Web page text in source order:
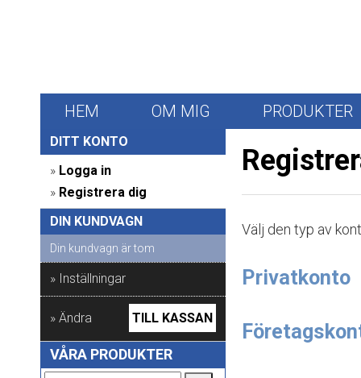
HEM OM MIG PRODUKTER
DITT KONTO
» Logga in
» Registrera dig
DIN KUNDVAGN
Din kundvagn är tom
» Inställningar
» Ändra TILL KASSAN
VÅRA PRODUKTER
Välj den typ av
Privatkonto